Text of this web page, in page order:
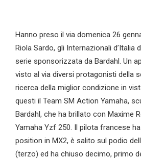
Hanno preso il via domenica 26
Riola Sardo, gli Internazionali d’Italia
serie sponsorizzata da Bardahl. Un
visto al via diversi protagonisti della
ricerca della miglior condizione in
questi il Team SM Action Yamaha,
Bardahl, che ha brillato con Maxime
Yamaha Yzf 250. Il pilota francese
position in MX2, è salito sul podio
(terzo) ed ha chiuso decimo, primo